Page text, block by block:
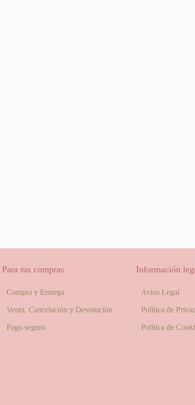
Para tus compras
Compra y Entrega
Venta, Cancelación y Devolución
Pago seguro
Información
Aviso Legal
Política de
Política de